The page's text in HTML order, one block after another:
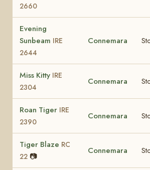
2660
Evening
Sunbeam IRE
2644
Connemara
Miss Kitty IRE
2304
Connemara
Roan Tiger IRE
2390
Connemara
Tiger Blaze RC
22 📷
Connemara